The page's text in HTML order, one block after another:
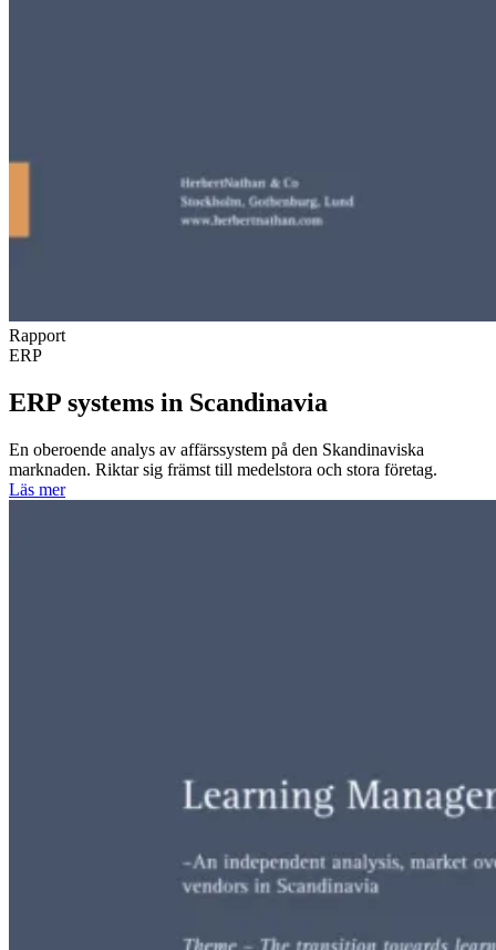
Rapport
ERP
ERP systems in Scandinavia
En oberoende analys av affärssystem på den Skandinaviska
marknaden. Riktar sig främst till medelstora och stora företag.
Läs mer